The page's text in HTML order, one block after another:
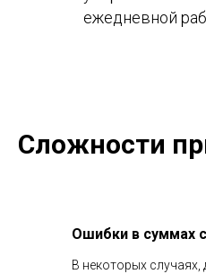
ежедневной
Сложности
Ошибки в суммах
В некоторых